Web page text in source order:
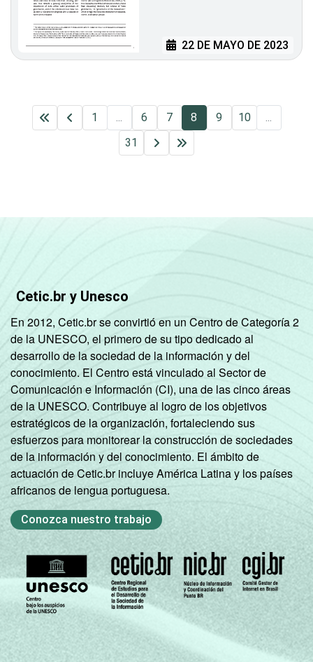
22 DE MAYO DE 2023
1 ... 6 7 8 9 10
...
31
Cetic.br y Unesco
En 2012, Cetic.br se convirtió en un Centro de Categoría 2
de la UNESCO, el primero de su tipo dedicado al
desarrollo de la sociedad de la información y del
conocimiento. El Centro está vinculado al Sector de
Comunicación e Información (CI), una de las cinco áreas
de la UNESCO. Contribuye al logro de los objetivos
estratégicos de la organización, fortaleciendo sus
esfuerzos para monitorear la construcción de sociedades
de la información y del conocimiento. El ámbito de
actuación de Cetic.br incluye América Latina y los países
africanos de lengua portuguesa.
Conozca nuestro trabajo